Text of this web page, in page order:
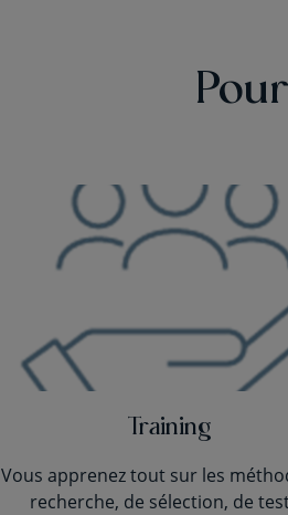
Training
Vous apprenez tout sur les
recherche, de sélection, de